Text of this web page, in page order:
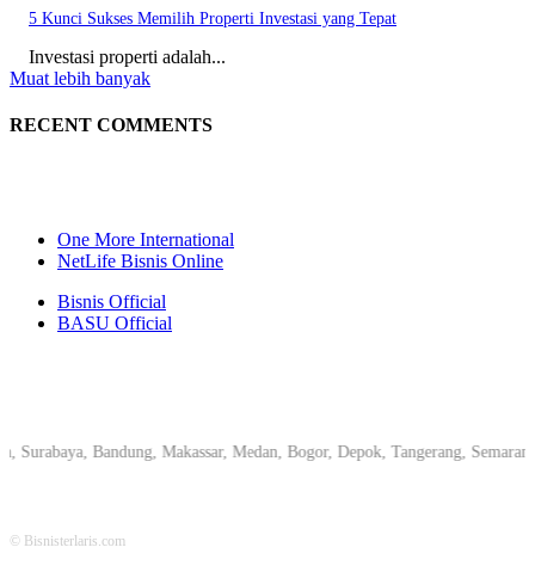
5 Kunci Sukses Memilih Properti Investasi yang Tepat
Investasi properti adalah...
Muat lebih banyak
RECENT COMMENTS
One More International
NetLife Bisnis Online
Bisnis Official
BASU Official
Bandung, Makassar, Medan, Bogor, Depok, Tangerang, Semarang,
© Bisnisterlaris.com